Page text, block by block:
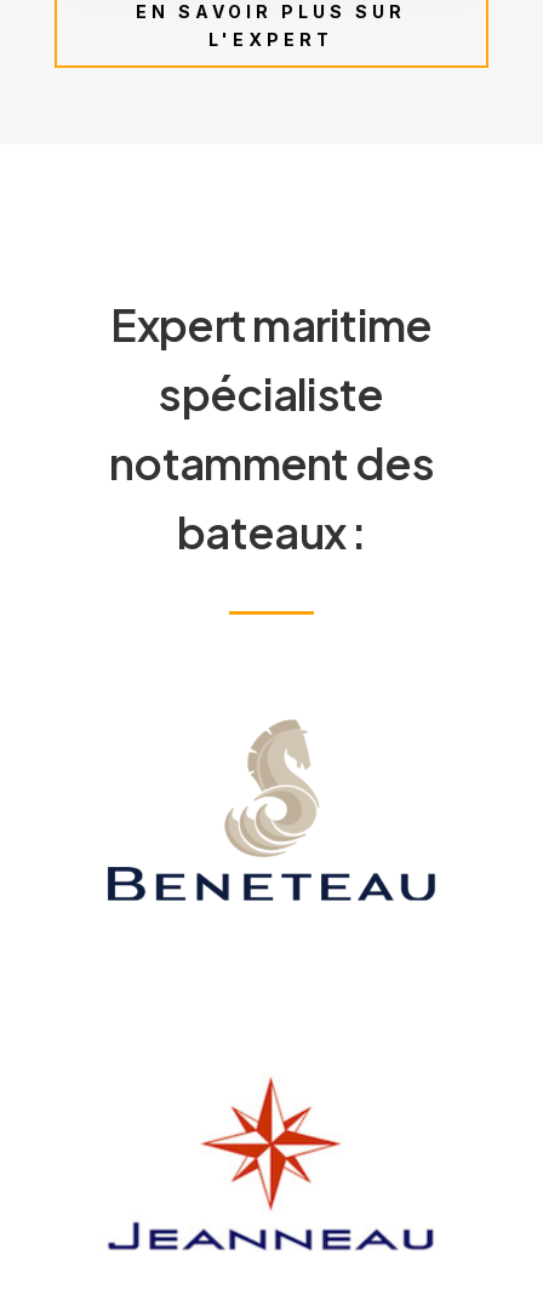
EN SAVOIR PLUS SUR
L'EXPERT
Expert maritime
spécialiste
notamment des
bateaux :